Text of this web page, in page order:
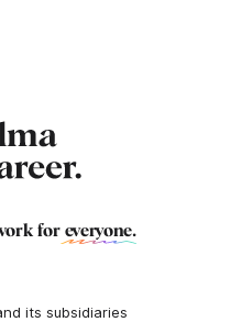
for everyone.
its subsidiaries